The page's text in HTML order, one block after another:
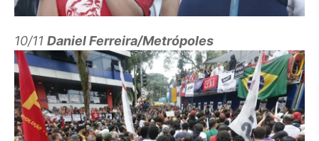
10/11 Daniel Ferreira/Metrópoles